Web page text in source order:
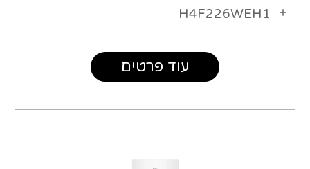
H4F226WEH1
עוד פרטים